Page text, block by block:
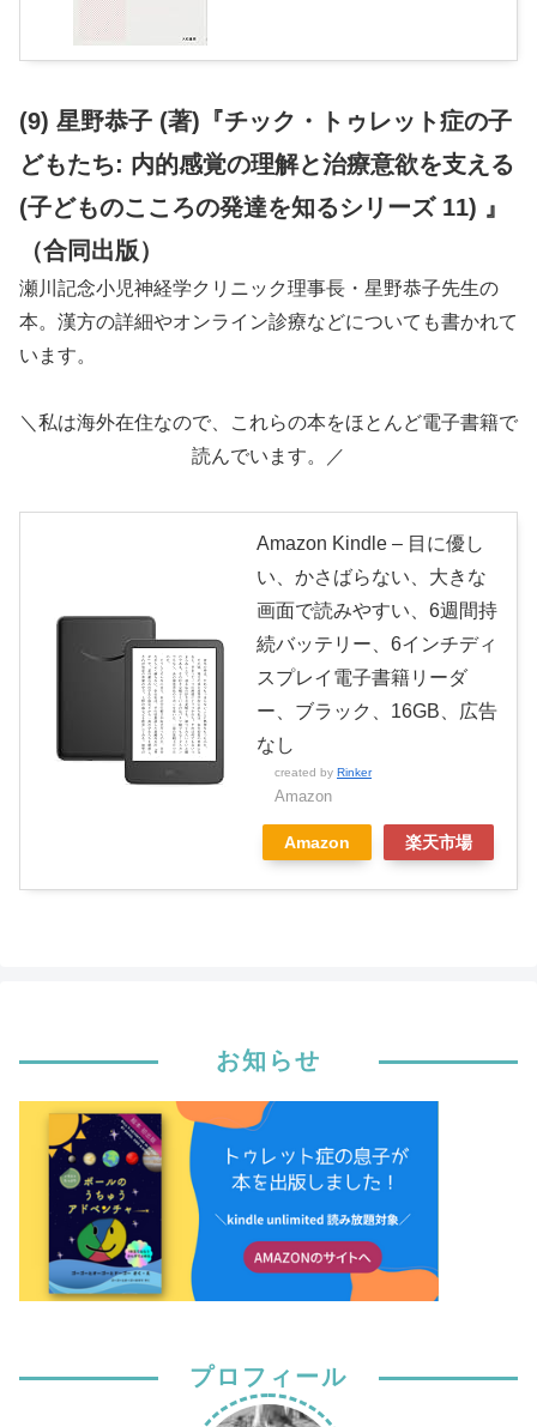
(9) 星野恭子 (著)『チック・トゥレット症の子
どもたち: 内的感覚の理解と治療意欲を支える
(子どものこころの発達を知るシリーズ 11) 』
（合同出版）
瀬川記念小児神経学クリニック理事長・星野恭子先生の
本。漢方の詳細やオンライン診療などについても書かれて
います。
＼私は海外在住なので、これらの本をほとんど電子書籍で
読んでいます。／
Amazon Kindle – 目に優し
い、かさばらない、大きな
画面で読みやすい、6週間持
続バッテリー、6インチディ
スプレイ電子書籍リーダ
ー、ブラック、16GB、広告
なし
created by Rinker
Amazon
Amazon 楽天市場
お知らせ
プロフィール